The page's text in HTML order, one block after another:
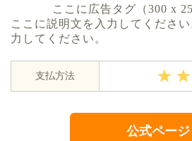
ここに広告タグ（300 x
ここに説明文を入力してくださ
力してください。
支払方法
公式ページ